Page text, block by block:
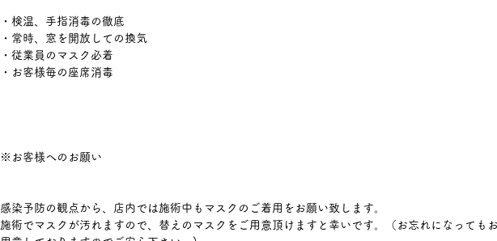
・検温、手指消毒の徹底
・常時、窓を開放しての換気
・従業員のマスク必着
・お客様毎の座席消毒
※お客様へのお願い
感染予防の観点から、店内では施術中もマスクのご着用をお願い致します。
施術でマスクが汚れますので、替えのマスクをご用意頂けますと幸いです。（お忘れになっても